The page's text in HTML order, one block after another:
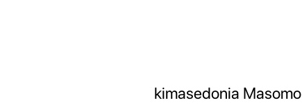
kimasedonia Masomo